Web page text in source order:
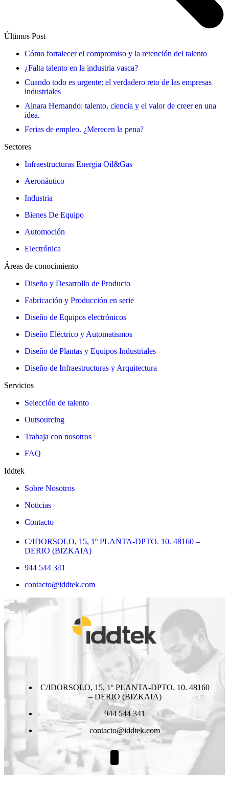
Últimos Post
Cómo fortalecer el compromiso y la retención del talento
¿Falta talento en la industria vasca?
Cuando todo es urgente: el verdadero reto de las empresas
industriales
Ainara Hernando: talento, ciencia y el valor de creer en una
idea.
Ferias de empleo. ¿Merecen la pena?
Sectores
Infraestructuras Energia Oil&Gas
Aeronáutico
Industria
Bienes De Equipo
Automoción
Electrónica
Áreas de conocimiento
Diseño y Desarrollo de Producto
Fabricación y Producción en serie
Diseño de Equipos electrónicos
Diseño Eléctrico y Automatismos
Diseño de Plantas y Equipos Industriales
Diseño de Infraestructuras y Arquitectura
Servicios
Selección de talento
Outsourcing
Trabaja con nosotros
FAQ
Iddtek
Sobre Nosotros
Noticias
Contacto
C/IDORSOLO, 15, 1º PLANTA-DPTO. 10. 48160 –
DERIO (BIZKAIA)
944 544 341
contacto@iddtek.com
C/IDORSOLO, 15, 1º PLANTA-DPTO. 10. 48160
– DERIO (BIZKAIA)
944 544 341
contacto@iddtek.com